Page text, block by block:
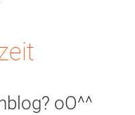
oO^^